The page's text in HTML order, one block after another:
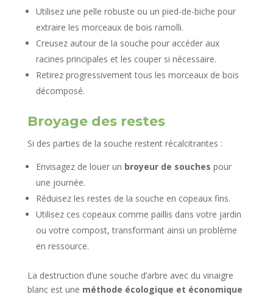
Utilisez une pelle robuste ou un pied-de-biche pour
extraire les morceaux de bois ramolli.
Creusez autour de la souche pour accéder aux
racines principales et les couper si nécessaire.
Retirez progressivement tous les morceaux de bois
décomposé.
Broyage des restes
Si des parties de la souche restent récalcitrantes :
Envisagez de louer un broyeur de souches pour
une journée.
Réduisez les restes de la souche en copeaux fins.
Utilisez ces copeaux comme paillis dans votre jardin
ou votre compost, transformant ainsi un problème
en ressource.
La destruction d’une souche d’arbre avec du vinaigre
blanc est une méthode écologique et économique